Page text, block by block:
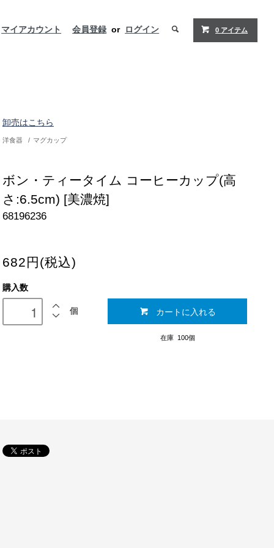
マイアカウント 会員登録 or ログイン 0 アイテム
卸売はこちら
洋食器 / マグカップ
ボン・ティータイム コーヒーカップ(高
さ:6.5cm) [美濃焼]
68196236
682円(税込)
購入数
個 カートに入れる
在庫 100個